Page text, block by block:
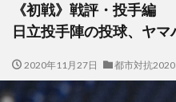
《初戦》戦評・投手編
日立投手陣の投球、ヤ
2020年11月27日 都市対抗2020
佐々木俊輔 大塚直人